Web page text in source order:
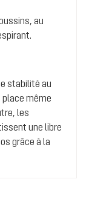
au
stabilité au
place même
les
une libre
grâce à la